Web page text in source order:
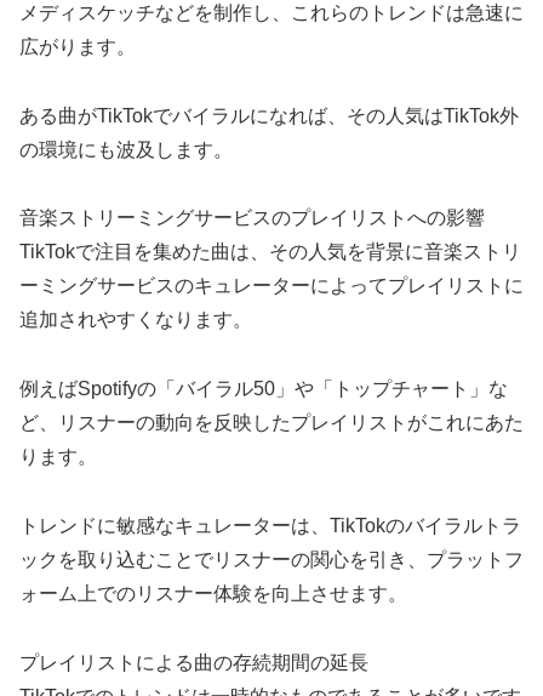
メディスケッチなどを制作し、これらのトレンドは急速に
広がります。
ある曲がTikTokでバイラルになれば、その人気はTikTok外
の環境にも波及します。
音楽ストリーミングサービスのプレイリストへの影響
TikTokで注目を集めた曲は、その人気を背景に音楽ストリ
ーミングサービスのキュレーターによってプレイリストに
追加されやすくなります。
例えばSpotifyの「バイラル50」や「トップチャート」な
ど、リスナーの動向を反映したプレイリストがこれにあた
ります。
トレンドに敏感なキュレーターは、TikTokのバイラルトラ
ックを取り込むことでリスナーの関心を引き、プラットフ
ォーム上でのリスナー体験を向上させます。
プレイリストによる曲の存続期間の延長